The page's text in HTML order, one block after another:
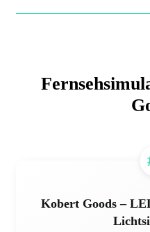
Kobert Goods –